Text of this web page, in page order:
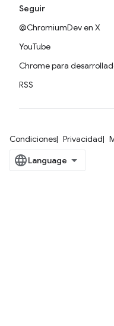
Seguir
@ChromiumDev en X
YouTube
Chrome para
RSS
Condiciones Privacidad